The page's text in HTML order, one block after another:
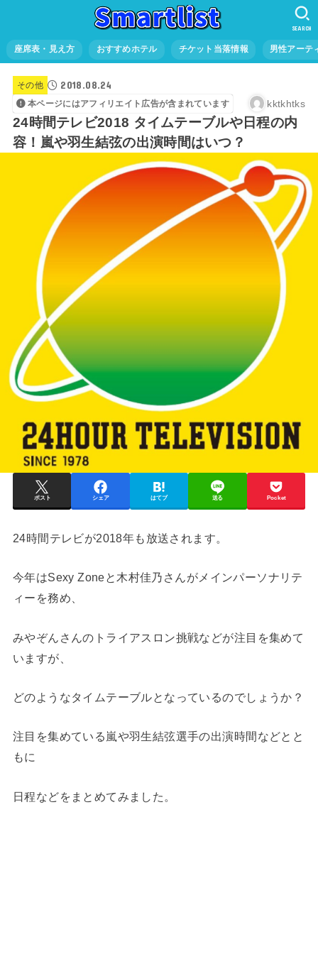
座席表・見え方 おすすめホテル チケット当落情報 男性アーテ
SEARCH
その他 2018.08.24
本ページにはアフィリエイト広告が含まれています kktkhtks
24時間テレビ2018 タイムテーブルや日程の内
容！嵐や羽生結弦の出演時間はいつ？
ポスト シェア はてブ 送る Pocket
24時間テレビが2018年も放送されます。
今年はSexy Zoneと木村佳乃さんがメインパーソナリテ
ィーを務め、
みやぞんさんのトライアスロン挑戦などが注目を集めて
いますが、
どのようなタイムテーブルとなっているのでしょうか？
注目を集めている嵐や羽生結弦選手の出演時間などとと
もに
日程などをまとめてみました。